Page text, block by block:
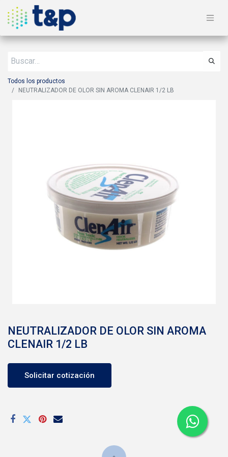
Todos los productos
NEUTRALIZADOR DE OLOR SIN AROMA CLENAIR 1/2 LB
NEUTRALIZADOR DE OLOR SIN AROMA
CLENAIR 1/2 LB
Solicitar cotización